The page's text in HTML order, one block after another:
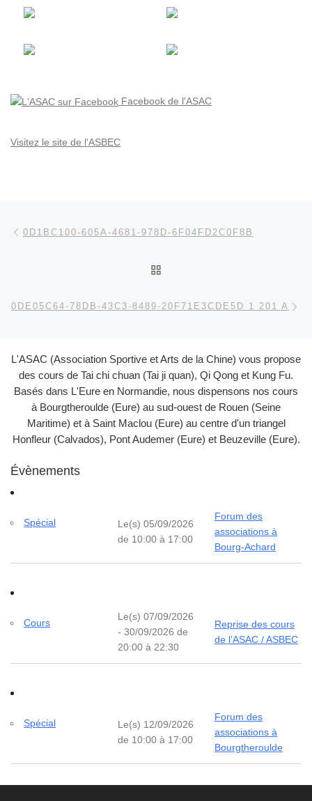
Facebook de l'ASAC
Visitez le site de l'ASBEC
Parcourir les articles
0D1BC100-605A-4681-978D-6F04FD2C0F8B
0DE05C64-78DB-43C3-8489-20F71E3CDE5D 1 201 A
L'ASAC (Association Sportive et Arts de la Chine) vous propose
des cours de Tai chi chuan (Tai ji quan), Qi Qong et Kung Fu.
Basés dans L'Eure en Normandie, nous dispensons nos cours
à Bourgtheroulde (Eure) au sud-ouest de Rouen (Seine
Maritime) et à Saint Maclou (Eure) au centre d'un triangel
Honfleur (Calvados), Pont Audemer (Eure) et Beuzeville (Eure).
Évènements
Spécial
Le(s) 05/09/2026
de 10:00 à 17:00
Forum des
associations à
Bourg-Achard
Cours
Le(s) 07/09/2026
- 30/09/2026 de
20:00 à 22:30
Reprise des cours
de l’ASAC / ASBEC
Spécial
Le(s) 12/09/2026
de 10:00 à 17:00
Forum des
associations à
Bourgtheroulde